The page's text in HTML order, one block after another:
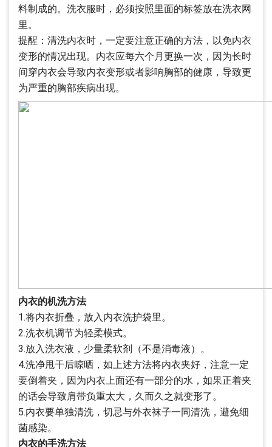
料制成的。洗衣服时，必须按照里面的标签放在洗衣网
里。
提醒：清洗内衣时，一定要注意正确的方法，以免内衣
变形的情况出现。内衣应每六个月更换一次，因为长时
间穿内衣会导致内衣变形或者影响胸部的健康，导致更
为严重的胸部疾病出现。
内衣的机洗方法
1.将内衣折叠，放入内衣洗护袋里。
2.洗衣机调节为轻柔模式。
3.放入洗衣液，少量柔软剂（不是消毒液）。
4.洗净甩干后晾晒，如上述方法将内衣夹好，注意一定
要倒着夹，因为内衣上面还有一部分的水，如果正着夹
的话会导致肩带负重太大，久而久之就变形了。
5.内衣要单独清洗，切忌与外衣袜子一同清洗，避免细
菌感染。
内衣的手洗方法